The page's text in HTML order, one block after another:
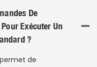
De
Exécuter Un
?
de